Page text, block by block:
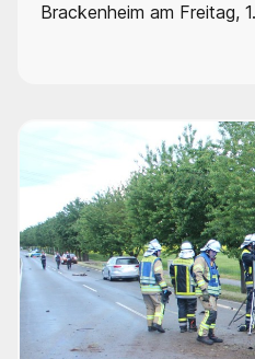
Brackenheim am Freitag,